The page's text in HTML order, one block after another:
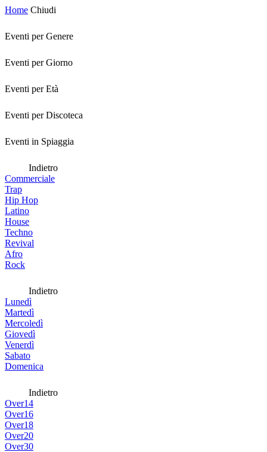
Home Chiudi
Eventi per Genere
Eventi per Giorno
Eventi per Età
Eventi per Discoteca
Eventi in Spiaggia
Indietro
Commerciale
Trap
Hip Hop
Latino
House
Techno
Revival
Afro
Rock
Indietro
Lunedì
Martedì
Mercoledì
Giovedì
Venerdì
Sabato
Domenica
Indietro
Over14
Over16
Over18
Over20
Over30